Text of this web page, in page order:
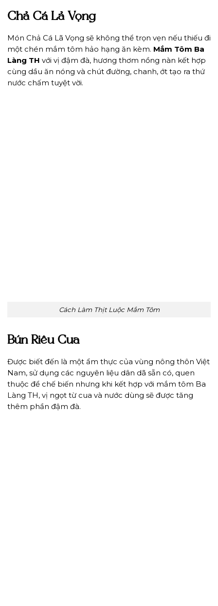
Chả Cá Lả Vọng
Món Chả Cá Lã Vọng sẽ không thể trọn vẹn nếu thiếu đi
một chén mắm tôm hảo hạng ăn kèm. Mắm Tôm Ba
Làng TH với vị đậm đà, hương thơm nồng nàn kết hợp
cùng dầu ăn nóng và chút đường, chanh, ớt tạo ra thứ
nước chấm tuyệt vời.
Cách Làm Thịt Luộc Mắm Tôm
Bún Riêu Cua
Được biết đến là một ẩm thực của vùng nông thôn Việt
Nam, sử dụng các nguyên liệu dân dã sẵn có, quen
thuộc để chế biến nhưng khi kết hợp với mắm tôm Ba
Làng TH, vị ngọt từ cua và nước dùng sẽ được tăng
thêm phần đậm đà.